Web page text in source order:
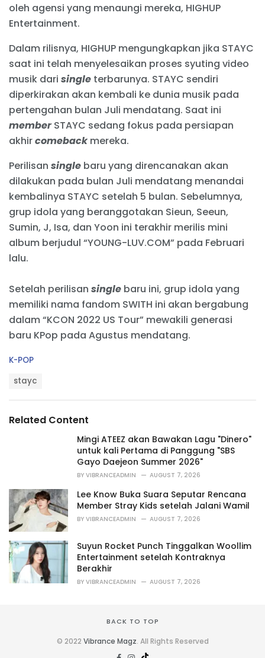
oleh agensi yang menaungi mereka, HIGHUP
Entertainment.
Dalam rilisnya, HIGHUP mengungkapkan jika STAYC
saat ini telah menyelesaikan proses syuting video
musik dari single terbarunya. STAYC sendiri
diperkirakan akan kembali ke dunia musik pada
pertengahan bulan Juli mendatang. Saat ini
memberSTAYC sedang fokus pada persiapan
akhircomebackmereka.
Perilisan single baru yang direncanakan akan
dilakukan pada bulan Juli mendatang menandai
kembalinya STAYC setelah 5 bulan. Sebelumnya,
grup idola yang beranggotakan Sieun, Seeun,
Sumin, J, Isa, dan Yoon ini terakhir merilis mini
album berjudul “YOUNG-LUV.COM” pada Februari
lalu.
Setelah perilisan single baru ini, grup idola yang
memiliki nama fandom SWITH ini akan bergabung
dalam “KCON 2022 US Tour” mewakili generasi
baru KPop pada Agustus mendatang.
C
r
K-POP
:
stayc
Related Content
Mingi ATEEZ akan Bawakan Lagu "Dinero"
untuk kali Pertama di Panggung "SBS
Gayo Daejeon Summer 2026"
BY VIBRANCEADMIN AUGUST 7, 2026
Lee Know Buka Suara Seputar Rencana
Member Stray Kids setelah Jalani Wamil
BY VIBRANCEADMIN AUGUST 7, 2026
Suyun Rocket Punch Tinggalkan Woollim
Entertainment setelah Kontraknya
Berakhir
BY VIBRANCEADMIN AUGUST 7, 2026
BACK TO TOP
© 2022 Vibrance Magz. All Rights Reserved